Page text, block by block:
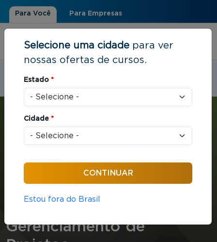
Para Você Para Empresas
Estudar em:Maringá, PR
Você está aqui
MBA com ênfase em Gerenciamento de Projetos
Gerenciamento de
Selecione uma cidade para ver
nossas ofertas de cursos.
Estado *
Cidade *
Estou fora do Brasil